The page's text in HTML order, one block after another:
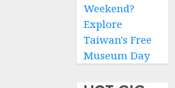
Weekend?
Explore
Taiwan's Free
Museum Day